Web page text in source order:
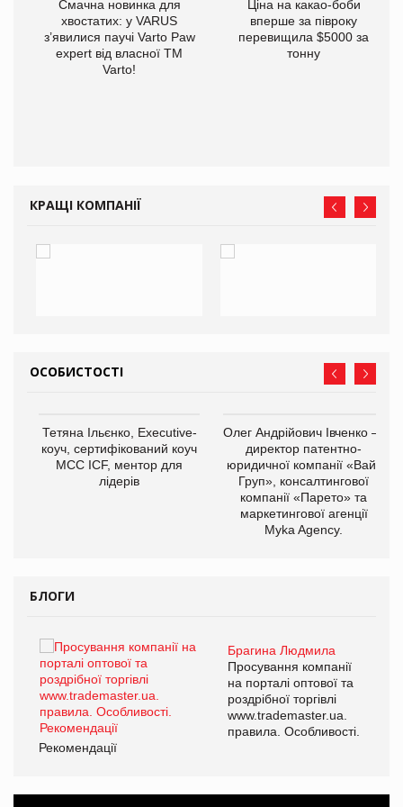
Смачна новинка для
хвостатих: у VARUS
з’явилися паучі Varto Paw
expert від власної ТМ
Varto!
Ціна на какао-боби
вперше за півроку
перевищила $5000 за
тонну
КРАЩІ КОМПАНІЇ
ОСОБИСТОСТІ
Тетяна Ільєнко, Executive-
коуч, сертифікований коуч
МСС ICF, ментор для
лідерів
Олег Андрійович Івченко —
директор патентно-
юридичної компанії «Вайз
Груп», консалтингової
компанії «Парето» та
маркетингової агенції
Myka Agency.
БЛОГИ
Брагина Людмила
Просування компанії
на порталі оптової та
роздрібної торгівлі
www.trademaster.ua.
правила. Особливості.
Рекомендації